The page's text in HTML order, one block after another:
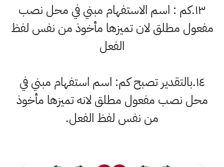
١٣.كم : اسم الاستفهام مبني في محل نصب
مفعول مطلق لان تميزها مأخوذ من نفس لفظ
الفعل
١٤.بالتقدير تصبح كم: اسم استفهام مبني في
محل نصب مفعول مطلق لانه تميزها مأخوذ
من نفس لفظ الفعل.